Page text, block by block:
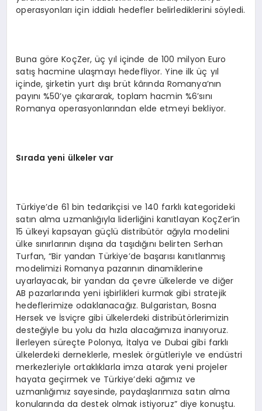
operasyonları için iddialı hedefler belirlediklerini söyledi.
Buna göre KoçZer, üç yıl içinde de 100 milyon Euro
satış hacmine ulaşmayı hedefliyor. Yine ilk üç yıl
içinde, şirketin yurt dışı brüt kârında Romanya’nın
payını %50’ye çıkararak, toplam hacmin %6’sını
Romanya operasyonlarından elde etmeyi bekliyor.
Sırada yeni ülkeler var
Türkiye’de 61 bin tedarikçisi ve 140 farklı kategorideki
satın alma uzmanlığıyla liderliğini kanıtlayan KoçZer’in
15 ülkeyi kapsayan güçlü distribütör ağıyla modelini
ülke sınırlarının dışına da taşıdığını belirten Serhan
Turfan, “Bir yandan Türkiye’de başarısı kanıtlanmış
modelimizi Romanya pazarının dinamiklerine
uyarlayacak, bir yandan da çevre ülkelerde ve diğer
AB pazarlarında yeni işbirlikleri kurmak gibi stratejik
hedeflerimize odaklanacağız. Bulgaristan, Bosna
Hersek ve İsviçre gibi ülkelerdeki distribütörlerimizin
desteğiyle bu yolu da hızla alacağımıza inanıyoruz.
İlerleyen süreçte Polonya, İtalya ve Dubai gibi farklı
ülkelerdeki derneklerle, meslek örgütleriyle ve endüstri
merkezleriyle ortaklıklarla imza atarak yeni projeler
hayata geçirmek ve Türkiye’deki ağımız ve
uzmanlığımız sayesinde, paydaşlarımıza satın alma
konularında da destek olmak istiyoruz” diye konuştu.